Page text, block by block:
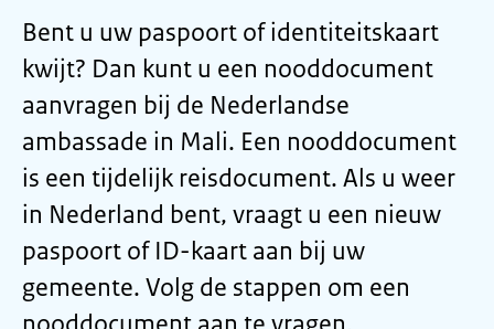
Bent u uw paspoort of identiteitskaart
kwijt? Dan kunt u een nooddocument
aanvragen bij de Nederlandse
ambassade in Mali. Een nooddocument
is een tijdelijk reisdocument. Als u weer
in Nederland bent, vraagt u een nieuw
paspoort of ID-kaart aan bij uw
gemeente. Volg de stappen om een